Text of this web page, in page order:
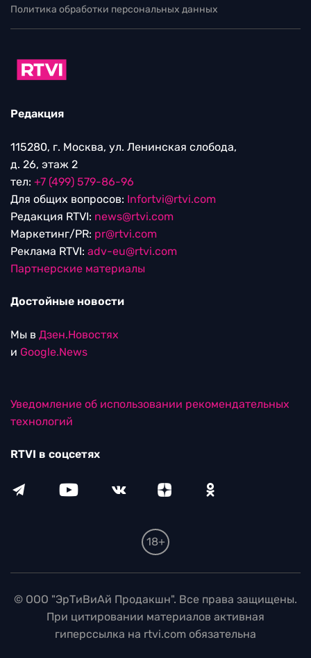
Политика обработки персональных данных
Редакция
115280, г. Москва, ул. Ленинская слобода,
д. 26, этаж 2
тел: +7 (499) 579-86-96
Для общих вопросов: Infortvi@rtvi.com
Редакция RTVI: news@rtvi.com
Маркетинг/PR: pr@rtvi.com
Реклама RTVI: adv-eu@rtvi.com
Партнерские материалы
Достойные новости
Мы в Дзен.Новостях
и Google.News
Уведомление об использовании рекомендательных
технологий
RTVI в соцсетях
18+
© ООО "ЭрТиВиАй Продакшн". Все права защищены.
При цитировании материалов активная
гиперссылка на rtvi.com обязательна